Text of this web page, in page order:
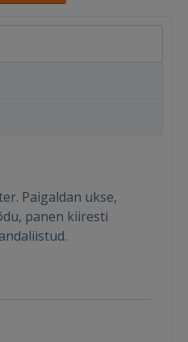
Paigaldan ukse,
panen kiiresti